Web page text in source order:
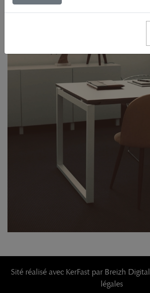
Sité réalisé avec KerFastpar Breizh Digital
légales